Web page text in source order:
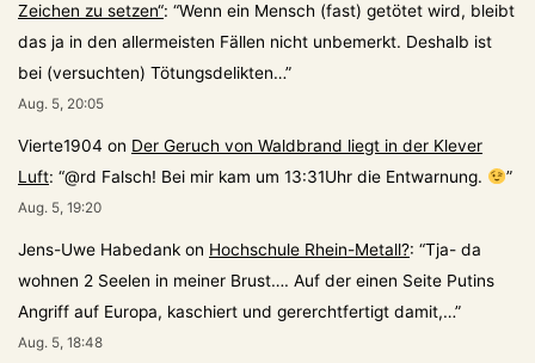
Zeichen zu setzen“: “Wenn ein Mensch (fast) getötet wird, bleibt
das ja in den allermeisten Fällen nicht unbemerkt. Deshalb ist
bei (versuchten) Tötungsdelikten…”
Aug. 5, 20:05
Vierte1904 on Der Geruch von Waldbrand liegt in der Klever
Luft: “@rd Falsch! Bei mir kam um 13:31Uhr die Entwarnung. ”
Aug. 5, 19:20
Jens-Uwe Habedank on Hochschule Rhein-Metall?: “Tja- da
wohnen 2 Seelen in meiner Brust…. Auf der einen Seite Putins
Angriff auf Europa, kaschiert und gererchtfertigt damit,…”
Aug. 5, 18:48